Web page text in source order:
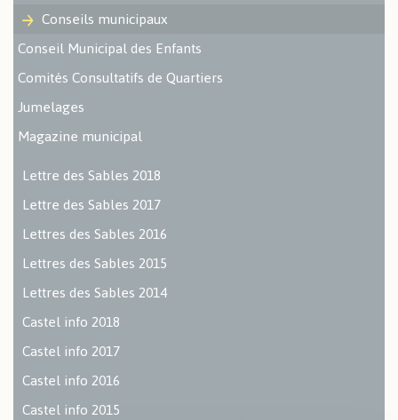
Conseils municipaux
Conseil Municipal des Enfants
Comités Consultatifs de Quartiers
Jumelages
Magazine municipal
Lettre des Sables 2018
Lettre des Sables 2017
Lettres des Sables 2016
Lettres des Sables 2015
Lettres des Sables 2014
Castel info 2018
Castel info 2017
Castel info 2016
Castel info 2015